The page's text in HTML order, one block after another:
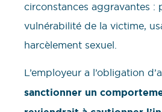
circonstances aggravantes :
vulnérabilité de la victime,
harcèlement sexuel.
L’employeur a l’obligation
sanctionner un